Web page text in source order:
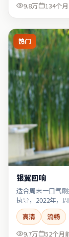
9.8万
134个
热门
银翼回响
适合周末一口气
执导，2022年，
高清
流畅
9.7万
52个月